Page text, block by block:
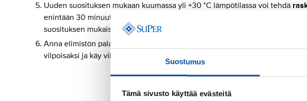
Suostumus
Tämä sivusto käyttää evästeitä
Uuden suosituksen mukaan kuumassa yli +30 °C lämpötilassa voi tehdä
enintään 30 minuuttia. Jos raskas työ jatkuu tauon jälkeen, työskentelyaika
suosituksen mukaiset tauot pidetään.
Anna elimistön palautua vapaa-ajalla. Lepää ja nuku riittävästi. Järjestele
vilpoisaksi ja käy viileässä suihkussa ennen nukkumaanmenoa.